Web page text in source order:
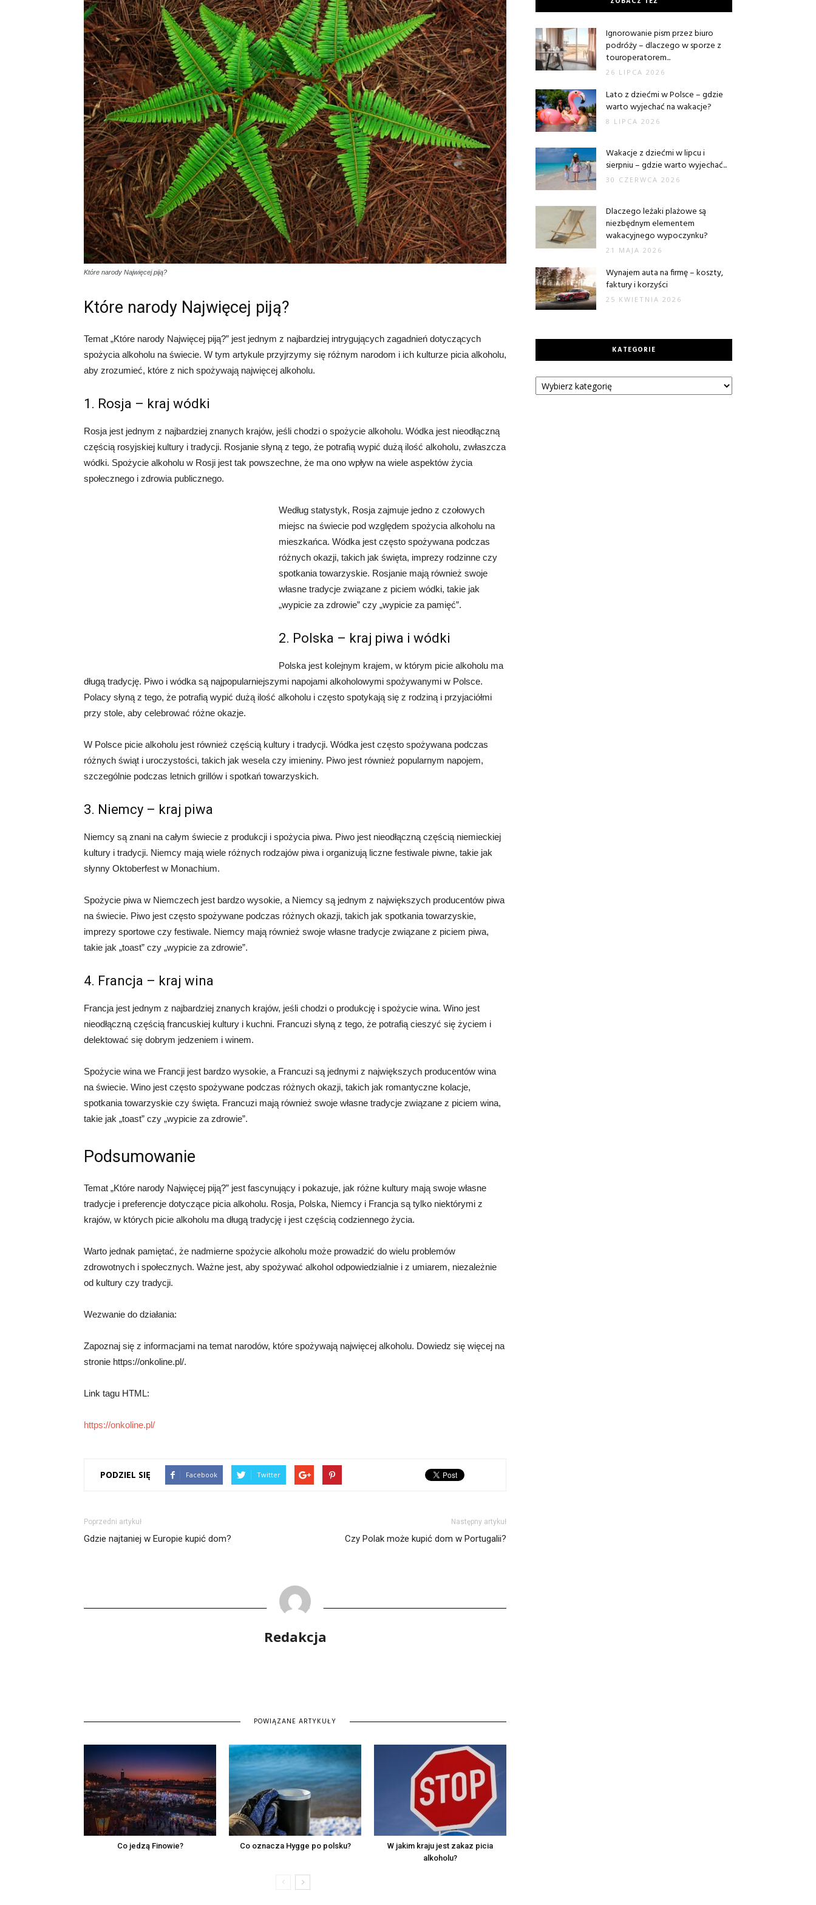
Które narody Najwięcej piją?
Które narody Najwięcej piją?
Temat „Które narody Najwięcej piją?” jest jednym z najbardziej intrygujących zagadnień dotyczących
spożycia alkoholu na świecie. W tym artykule przyjrzymy się różnym narodom i ich kulturze picia alkoholu,
aby zrozumieć, które z nich spożywają najwięcej alkoholu.
1. Rosja – kraj wódki
Rosja jest jednym z najbardziej znanych krajów, jeśli chodzi o spożycie alkoholu. Wódka jest nieodłączną
częścią rosyjskiej kultury i tradycji. Rosjanie słyną z tego, że potrafią wypić dużą ilość alkoholu, zwłaszcza
wódki. Spożycie alkoholu w Rosji jest tak powszechne, że ma ono wpływ na wiele aspektów życia
społecznego i zdrowia publicznego.
Według statystyk, Rosja zajmuje jedno z czołowych
miejsc na świecie pod względem spożycia alkoholu na
mieszkańca. Wódka jest często spożywana podczas
różnych okazji, takich jak święta, imprezy rodzinne czy
spotkania towarzyskie. Rosjanie mają również swoje
własne tradycje związane z piciem wódki, takie jak
„wypicie za zdrowie” czy „wypicie za pamięć”.
2. Polska – kraj piwa i wódki
Polska jest kolejnym krajem, w którym picie alkoholu ma
długą tradycję. Piwo i wódka są najpopularniejszymi napojami alkoholowymi spożywanymi w Polsce.
Polacy słyną z tego, że potrafią wypić dużą ilość alkoholu i często spotykają się z rodziną i przyjaciółmi
przy stole, aby celebrować różne okazje.
W Polsce picie alkoholu jest również częścią kultury i tradycji. Wódka jest często spożywana podczas
różnych świąt i uroczystości, takich jak wesela czy imieniny. Piwo jest również popularnym napojem,
szczególnie podczas letnich grillów i spotkań towarzyskich.
3. Niemcy – kraj piwa
Niemcy są znani na całym świecie z produkcji i spożycia piwa. Piwo jest nieodłączną częścią niemieckiej
kultury i tradycji. Niemcy mają wiele różnych rodzajów piwa i organizują liczne festiwale piwne, takie jak
słynny Oktoberfest w Monachium.
Spożycie piwa w Niemczech jest bardzo wysokie, a Niemcy są jednym z największych producentów piwa
na świecie. Piwo jest często spożywane podczas różnych okazji, takich jak spotkania towarzyskie,
imprezy sportowe czy festiwale. Niemcy mają również swoje własne tradycje związane z piciem piwa,
takie jak „toast” czy „wypicie za zdrowie”.
4. Francja – kraj wina
Francja jest jednym z najbardziej znanych krajów, jeśli chodzi o produkcję i spożycie wina. Wino jest
nieodłączną częścią francuskiej kultury i kuchni. Francuzi słyną z tego, że potrafią cieszyć się życiem i
delektować się dobrym jedzeniem i winem.
Spożycie wina we Francji jest bardzo wysokie, a Francuzi są jednymi z największych producentów wina
na świecie. Wino jest często spożywane podczas różnych okazji, takich jak romantyczne kolacje,
spotkania towarzyskie czy święta. Francuzi mają również swoje własne tradycje związane z piciem wina,
takie jak „toast” czy „wypicie za zdrowie”.
Podsumowanie
Temat „Które narody Najwięcej piją?” jest fascynujący i pokazuje, jak różne kultury mają swoje własne
tradycje i preferencje dotyczące picia alkoholu. Rosja, Polska, Niemcy i Francja są tylko niektórymi z
krajów, w których picie alkoholu ma długą tradycję i jest częścią codziennego życia.
Warto jednak pamiętać, że nadmierne spożycie alkoholu może prowadzić do wielu problemów
zdrowotnych i społecznych. Ważne jest, aby spożywać alkohol odpowiedzialnie i z umiarem, niezależnie
od kultury czy tradycji.
Wezwanie do działania:
Zapoznaj się z informacjami na temat narodów, które spożywają najwięcej alkoholu. Dowiedz się więcej na
stronie https://onkoline.pl/.
Link tagu HTML:
https://onkoline.pl/
PODZIEL SIĘ Facebook Twitter
Poprzedni artykuł
Gdzie najtaniej w Europie kupić dom?
Następny artykuł
Czy Polak może kupić dom w Portugalii?
Redakcja
POWIĄZANE ARTYKUŁY
Co jedzą Finowie? Co oznacza Hygge po polsku?
W jakim kraju jest zakaz picia
alkoholu?
Ignorowanie pism przez biuro
podróży – dlaczego w sporze z
touroperatorem...
26 LIPCA 2026
Lato z dziećmi w Polsce – gdzie
warto wyjechać na wakacje?
8 LIPCA 2026
Wakacje z dziećmi w lipcu i
sierpniu – gdzie warto wyjechać...
30 CZERWCA 2026
Dlaczego leżaki plażowe są
niezbędnym elementem
wakacyjnego wypoczynku?
21 MAJA 2026
Wynajem auta na firmę – koszty,
faktury i korzyści
25 KWIETNIA 2026
KATEGORIE
Kategorie